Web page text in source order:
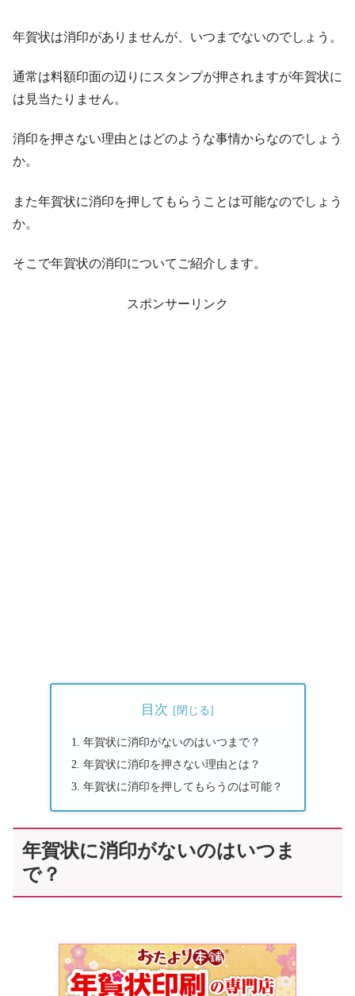
年賀状は消印がありませんが、いつまでないのでしょう。
通常は料額印面の辺りにスタンプが押されますが年賀状に
は見当たりません。
消印を押さない理由とはどのような事情からなのでしょう
か。
また年賀状に消印を押してもらうことは可能なのでしょう
か。
そこで年賀状の消印についてご紹介します。
スポンサーリンク
目次
年賀状に消印がないのはいつまで？
年賀状に消印を押さない理由とは？
年賀状に消印を押してもらうのは可能？
年賀状に消印がないのはいつま
で？